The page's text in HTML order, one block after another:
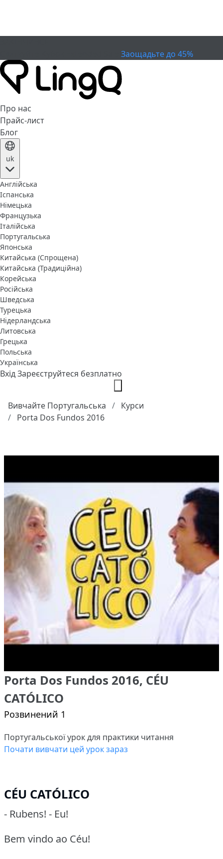
Заощадьте до 45%
Про нас
Прайс-лист
Блог
uk
Англійська
Іспанська
Німецька
Французька
Італійська
Португальська
Японська
Китайська (Спрощена)
Китайська (Традиційна)
Корейська
Російська
Шведська
Турецька
Нідерландська
Литовська
Грецька
Польська
Українська
ВхідЗареєструйтеся безплатно
Вивчайте Португальська
Курси
Porta Dos Fundos 2016
Porta Dos Fundos 2016, CÉU
CATÓLICO
Розвинений 1
Португальської урок для практики читання
Почати вивчати цей урок зараз
CÉU CATÓLICO
- Rubens! - Eu!
Bem vindo ao Céu!